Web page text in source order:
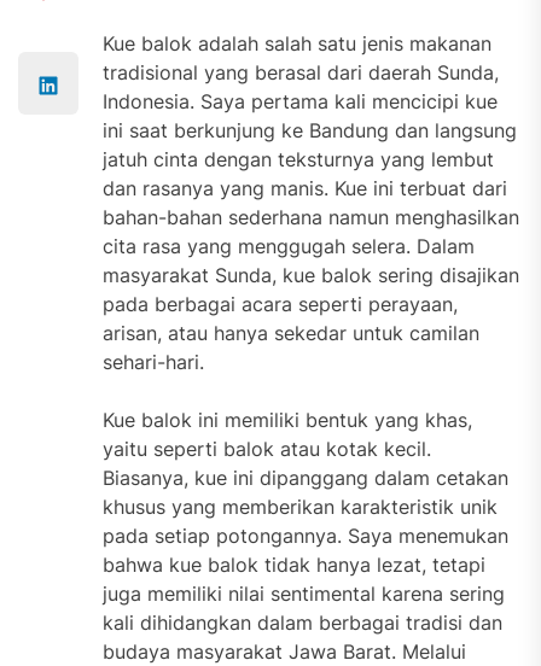
Kue balok adalah salah satu jenis makanan
tradisional yang berasal dari daerah Sunda,
Indonesia. Saya pertama kali mencicipi kue
ini saat berkunjung ke Bandung dan langsung
jatuh cinta dengan teksturnya yang lembut
dan rasanya yang manis. Kue ini terbuat dari
bahan-bahan sederhana namun menghasilkan
cita rasa yang menggugah selera. Dalam
masyarakat Sunda, kue balok sering disajikan
pada berbagai acara seperti perayaan,
arisan, atau hanya sekedar untuk camilan
sehari-hari.
Kue balok ini memiliki bentuk yang khas,
yaitu seperti balok atau kotak kecil.
Biasanya, kue ini dipanggang dalam cetakan
khusus yang memberikan karakteristik unik
pada setiap potongannya. Saya menemukan
bahwa kue balok tidak hanya lezat, tetapi
juga memiliki nilai sentimental karena sering
kali dihidangkan dalam berbagai tradisi dan
budaya masyarakat Jawa Barat. Melalui